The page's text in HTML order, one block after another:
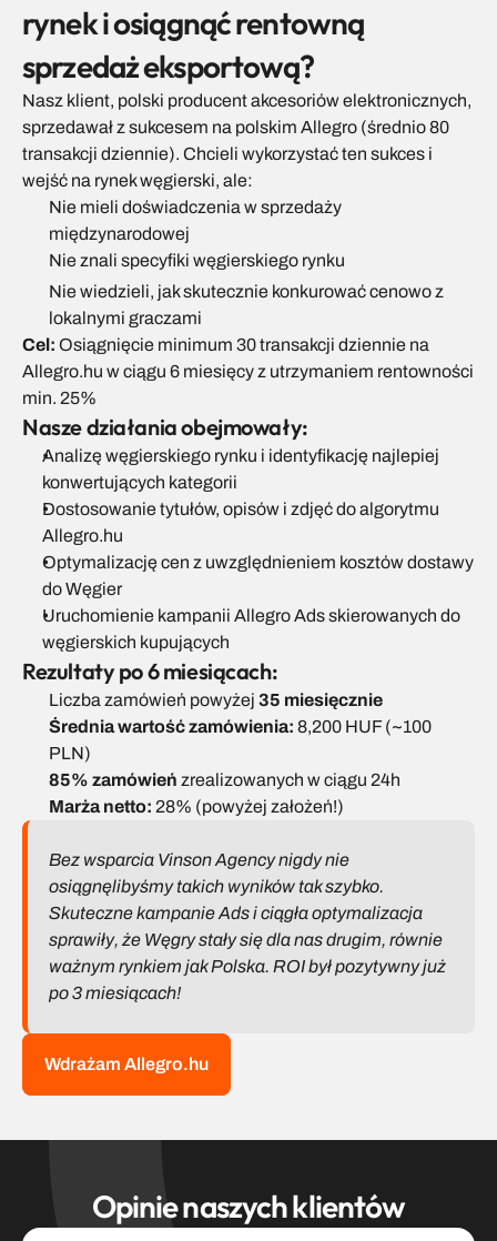
rynek i osiągnąć rentowną
sprzedaż eksportową?
Nasz klient, polski producent akcesoriów elektronicznych,
sprzedawał z sukcesem na polskim Allegro (średnio 80
transakcji dziennie). Chcieli wykorzystać ten sukces i
wejść na rynek węgierski, ale:
Nie mieli doświadczenia w sprzedaży
międzynarodowej
Nie znali specyfiki węgierskiego rynku
Nie wiedzieli, jak skutecznie konkurować cenowo z
lokalnymi graczami
Cel: Osiągnięcie minimum 30 transakcji dziennie na
Allegro.hu w ciągu 6 miesięcy z utrzymaniem rentowności
min. 25%
Nasze działania obejmowały:
Analizę węgierskiego rynku i identyfikację najlepiej
konwertujących kategorii
Dostosowanie tytułów, opisów i zdjęć do algorytmu
Allegro.hu
Optymalizację cen z uwzględnieniem kosztów dostawy
do Węgier
Uruchomienie kampanii Allegro Ads skierowanych do
węgierskich kupujących
Rezultaty po 6 miesiącach:
Liczba zamówień powyżej 35 miesięcznie
Średnia wartość zamówienia: 8,200 HUF (~100
PLN)
85% zamówień zrealizowanych w ciągu 24h
Marża netto: 28% (powyżej założeń!)
Bez wsparcia Vinson Agency nigdy nie
osiągnęlibyśmy takich wyników tak szybko.
Skuteczne kampanie Ads i ciągła optymalizacja
sprawiły, że Węgry stały się dla nas drugim, równie
ważnym rynkiem jak Polska. ROI był pozytywny już
po 3 miesiącach!
Wdrażam Allegro.hu
Opinie naszych klientów